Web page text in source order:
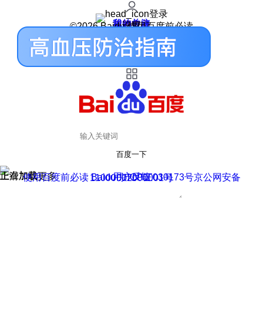
登录
我的关注
我的收藏
皮肤中心
用户反馈
设置
©2026 Baidu 使用百度前必读
百度一下
正在加载
上滑加载更多 用户反馈
使用百度前必读 Baidu 京ICP证030173号
京公网安备11000002000001号